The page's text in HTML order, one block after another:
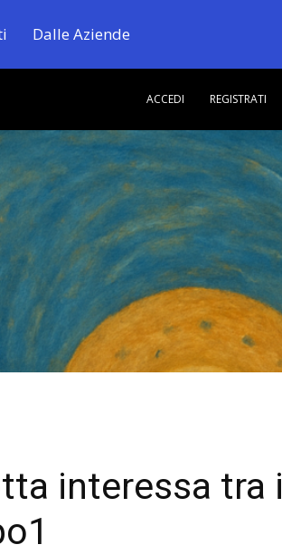
Dalle Aziende
ACCEDI REGISTRATI
interessa tra il